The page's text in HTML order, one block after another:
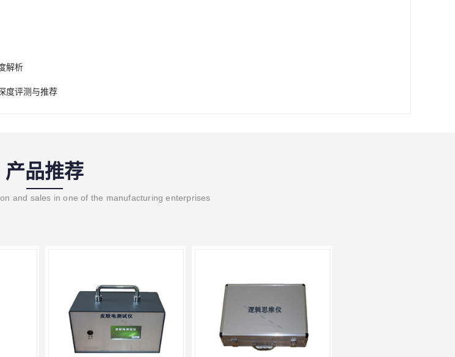
解析
度评测与推荐
产品推荐
and sales in one of the manufacturing enterprises